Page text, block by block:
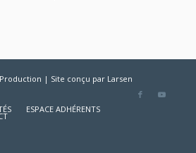
| Site conçu par Larsen
ESPACE ADHÉRENTS